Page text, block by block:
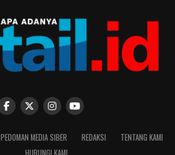
PEDOMAN MEDIA SIBER REDAKSI
TENTANG KAMI
HUBUNGI KAMI